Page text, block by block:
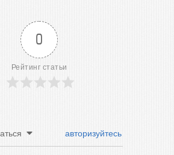
0
Рейтинг статьи
авторизуйтесь